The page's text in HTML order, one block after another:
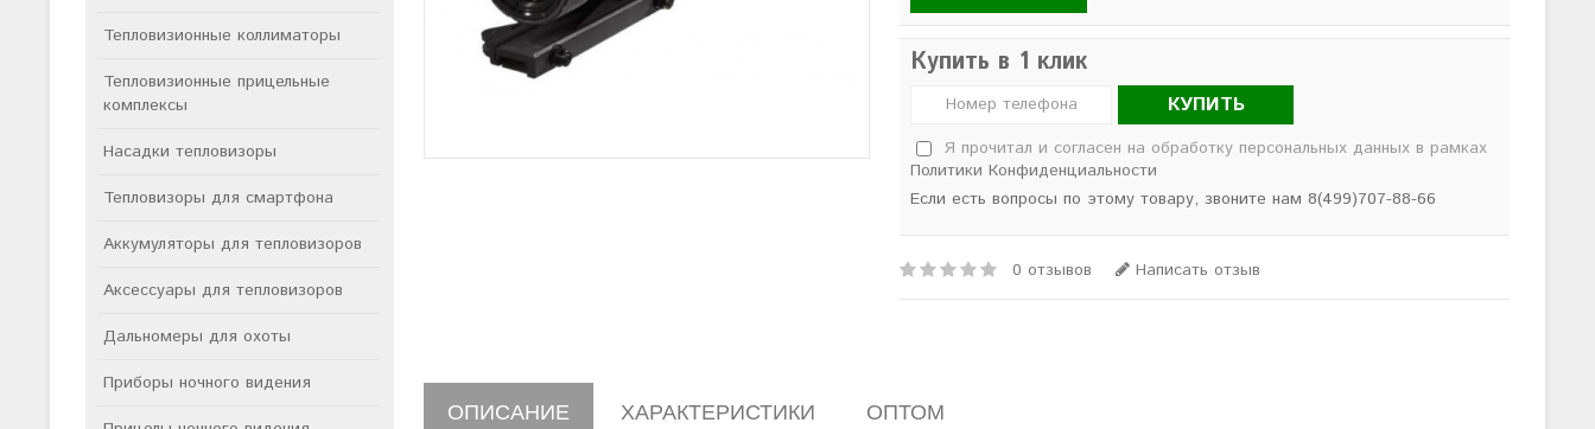
Тепловизионные коллиматоры
Тепловизионные прицельные
комплексы
Насадки тепловизоры
Тепловизоры для смартфона
Аккумуляторы для тепловизоров
Аксессуары для тепловизоров
Дальномеры для охоты
Приборы ночного видения
Купить в 1 клик
КУПИТЬ
Я прочитал и согласен на обработку персональных данных в рамках
Политики Конфиденциальности
Если есть вопросы по этому товару, звоните нам 8(499)707-88-66
0 отзывов Написать отзыв
ОПИСАНИЕ ХАРАКТЕРИСТИКИ ОПТОМ